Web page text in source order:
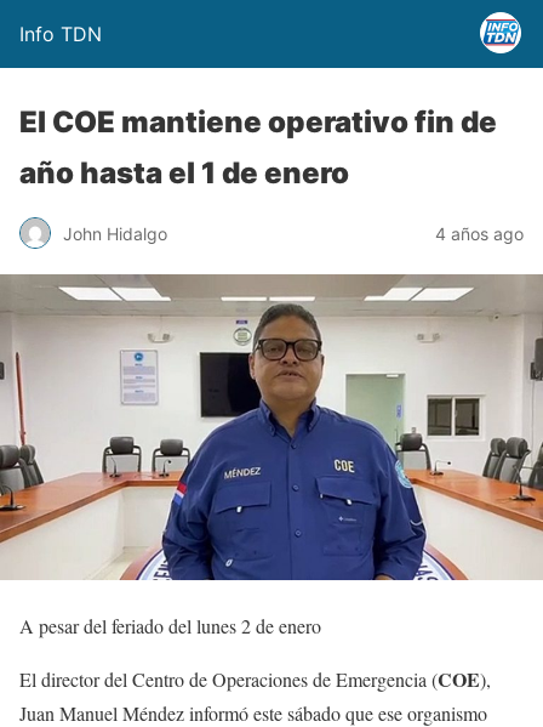
Info TDN
El COE mantiene operativo fin de
año hasta el 1 de enero
John Hidalgo 4 años ago
A pesar del feriado del lunes 2 de enero
El director del Centro de Operaciones de Emergencia (COE),
Juan Manuel Méndez informó este sábado que ese organismo